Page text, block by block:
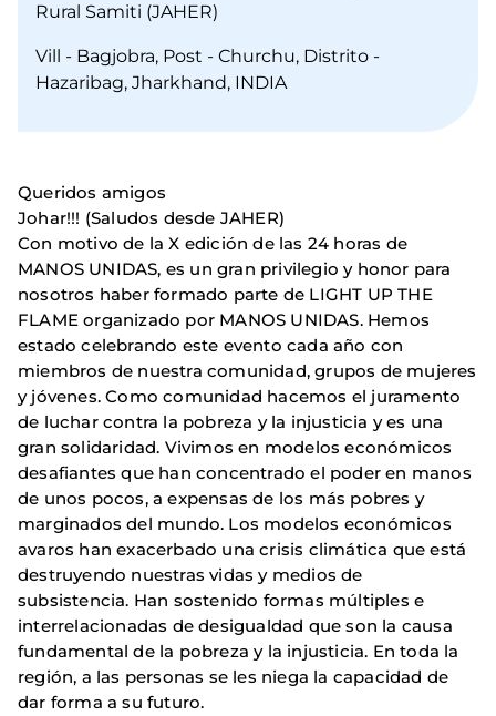
Rural Samiti (JAHER)
Vill - Bagjobra, Post - Churchu, Distrito -
Hazaribag, Jharkhand, INDIA
Queridos amigos
Johar!!! (Saludos desde JAHER)
Con motivo de la X edición de las 24 horas de
MANOS UNIDAS, es un gran privilegio y honor para
nosotros haber formado parte de LIGHT UP THE
FLAME organizado por MANOS UNIDAS. Hemos
estado celebrando este evento cada año con
miembros de nuestra comunidad, grupos de mujeres
y jóvenes. Como comunidad hacemos el juramento
de luchar contra la pobreza y la injusticia y es una
gran solidaridad. Vivimos en modelos económicos
desafiantes que han concentrado el poder en manos
de unos pocos, a expensas de los más pobres y
marginados del mundo. Los modelos económicos
avaros han exacerbado una crisis climática que está
destruyendo nuestras vidas y medios de
subsistencia. Han sostenido formas múltiples e
interrelacionadas de desigualdad que son la causa
fundamental de la pobreza y la injusticia. En toda la
región, a las personas se les niega la capacidad de
dar forma a su futuro.